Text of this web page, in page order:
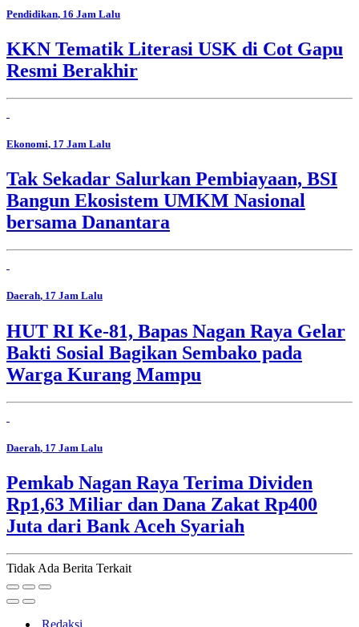
Pendidikan, 16 Jam Lalu
KKN Tematik Literasi USK di Cot Gapu
Resmi Berakhir
Ekonomi, 17 Jam Lalu
Tak Sekadar Salurkan Pembiayaan, BSI
Bangun Ekosistem UMKM Nasional
bersama Danantara
Daerah, 17 Jam Lalu
HUT RI Ke-81, Bapas Nagan Raya Gelar
Bakti Sosial Bagikan Sembako pada
Warga Kurang Mampu
Daerah, 17 Jam Lalu
Pemkab Nagan Raya Terima Dividen
Rp1,63 Miliar dan Dana Zakat Rp400
Juta dari Bank Aceh Syariah
Tidak Ada Berita Terkait
Redaksi